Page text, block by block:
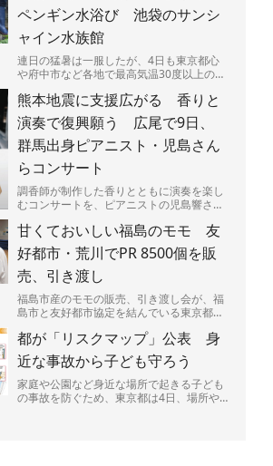
ペンギン水浴び 池袋のサンシ
ャイン水族館
連日の猛暑は一服したが、4日も東京都心
や府中市など各地で最高気温30度以上の真
都内－。暑さは人間...
熊本地震に支援広がる 香りと
演奏で復興願う 広尾で9日、
群馬出身ピアニスト・児島さん
らコンサート
調香師が制作した香りとともに演奏を楽し
むコンサートを、ピアニストの児島響さん
売り上げの一部は、...
甘くておいしい福島のモモ 友
好都市・荒川でPR 8500個を販
売、引き渡し
福島市産のモモの販売、引き渡し会が、福
島市と友好都市協定を結んでいる東京都荒
た箱を持ち帰っていた...
都が「リスクマップ」公表 身
近な事故から子ども守ろう
家庭や公園など身近な場所で起きる子ども
の事故を防ぐため、東京都は4日、場所や